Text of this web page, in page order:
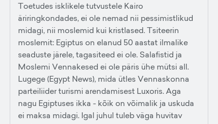
Toetudes isklikele tutvustele Kairo
äriringkondades, ei ole nemad nii pessimistlikud
midagi, nii moslemid kui kristlased. Tsiteerin
moslemit: Egiptus on elanud 50 aastat ilmalike
seaduste järele, tagasiteed ei ole. Salafistid ja
Moslemi Vennakesed ei ole päris ühe mütsi all.
Lugege (Egypt News), mida ütles Vennaskonna
parteiliider turismi arendamisest Luxoris. Aga
nagu Egiptuses ikka - kõik on võimalik ja uskuda
ei maksa midagi. Igal juhul tuleb väga huvitav